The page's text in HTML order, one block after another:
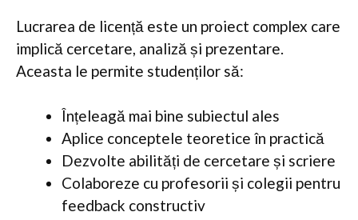
Lucrarea de licență este un proiect complex care
implică cercetare, analiză și prezentare.
Aceasta le permite studenților să:
Înțeleagă mai bine subiectul ales
Aplice conceptele teoretice în practică
Dezvolte abilități de cercetare și scriere
Colaboreze cu profesorii și colegii pentru
feedback constructiv